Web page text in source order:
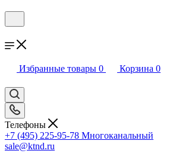
Избранные товары 0 Корзина 0
Телефоны
+7 (495) 225-95-78 Многоканальный
sale@ktnd.ru